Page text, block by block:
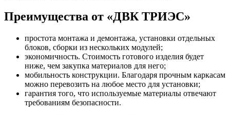
Преимущества от «ДВК ТРИЭС»
простота монтажа и демонтажа, установки отдельных
блоков, сборки из нескольких модулей;
экономичность. Стоимость готового изделия будет
ниже, чем закупка материалов для него;
мобильность конструкции. Благодаря прочным каркасам
можно перевозить на любое место для установки;
гарантия того, что используемые материалы отвечают
требованиям безопасности.